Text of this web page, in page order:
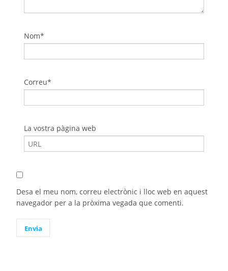
Nom*
Correu*
La vostra pàgina web
Desa el meu nom, correu electrònic i lloc web en aquest
navegador per a la pròxima vegada que comenti.